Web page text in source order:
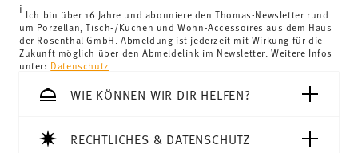
i Ich bin über 16 Jahre und abonniere den Thomas-Newsletter rund
um Porzellan, Tisch-/Küchen und Wohn-Accessoires aus dem Haus
der Rosenthal GmbH. Abmeldung ist jederzeit mit Wirkung für die
Zukunft möglich über den Abmeldelink im Newsletter. Weitere Infos
unter: Datenschutz.
WIE KÖNNEN WIR DIR HELFEN?
RECHTLICHES & DATENSCHUTZ